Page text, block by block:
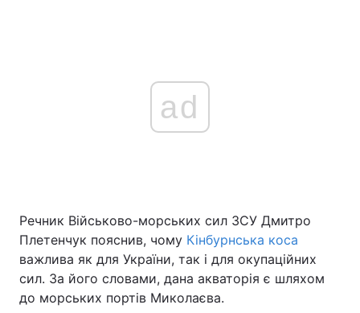
Головна Війна
Україна Політика
Економіка Світ
ad
Речник Військово-морських сил ЗСУ Дмитро
Плетенчук пояснив, чому Кінбурнська коса
важлива як для України, так і для окупаційних
сил. За його словами, дана акваторія є шляхом
до морських портів Миколаєва.